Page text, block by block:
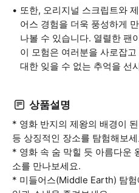
또한, 오리지널 스크립트와
어스 경험을 더욱 풍성하게
나볼 수 있습니다. 열렬한 팬
이 모험은 여러분을 사로잡
대한 잊을 수 없는 추억을 선
상품설명
* 영화 반지의 제왕의 배경이
등 상징적인 장소를 탐험해보
* 영화 속 숨 막힐 듯 아름다운
소를 만나보세요.
* 미들어스(Middle Earth) 탐